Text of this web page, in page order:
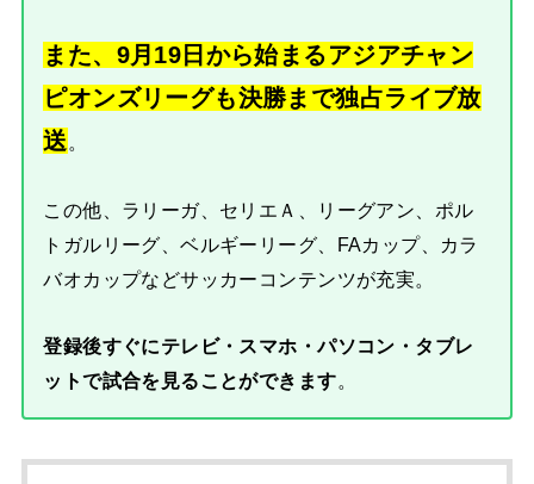
また、9月19日から始まるアジアチャン
ピオンズリーグも決勝まで独占ライブ放
送 。
この他、ラリーガ、セリエＡ、リーグアン、ポル
トガルリーグ、ベルギーリーグ、FAカップ、カラ
バオカップなどサッカーコンテンツが充実。
登録後すぐにテレビ・スマホ・パソコン・タブレ
ットで試合を見ることができます